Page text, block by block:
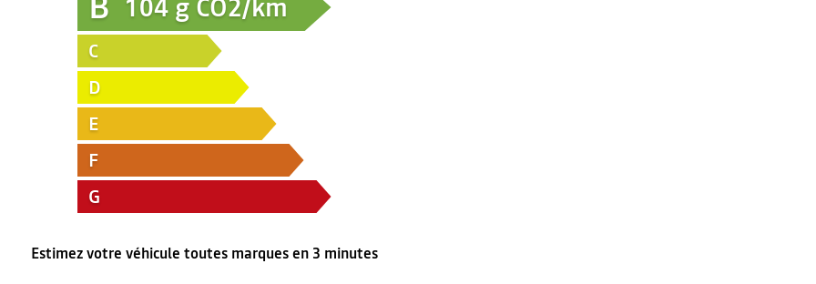
104 g CO2/km
C
D
E
F
G
Estimez votre véhicule toutes marques en 3 minutes